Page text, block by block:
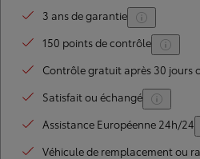
3 ans de garantie
150 points de contrôle
Contrôle gratuit après 30 jours
Satisfait ou échangé
Assistance Européenne 24h/24
Véhicule de remplacement ou